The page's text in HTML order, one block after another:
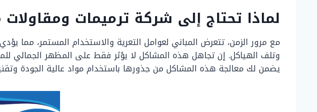
لماذا تحتاج إلى شركة ترميمات
مع مرور الزمن، تتعرض المباني لعوامل التعرية والاستخدام المستمر، مما
وتلف الهياكل. إن تجاهل هذه المشاكل لا يؤثر فقط على المظهر الجمالي
يضمن لك معالجة هذه المشاكل من جذورها باستخدام مواد عالية الجودة